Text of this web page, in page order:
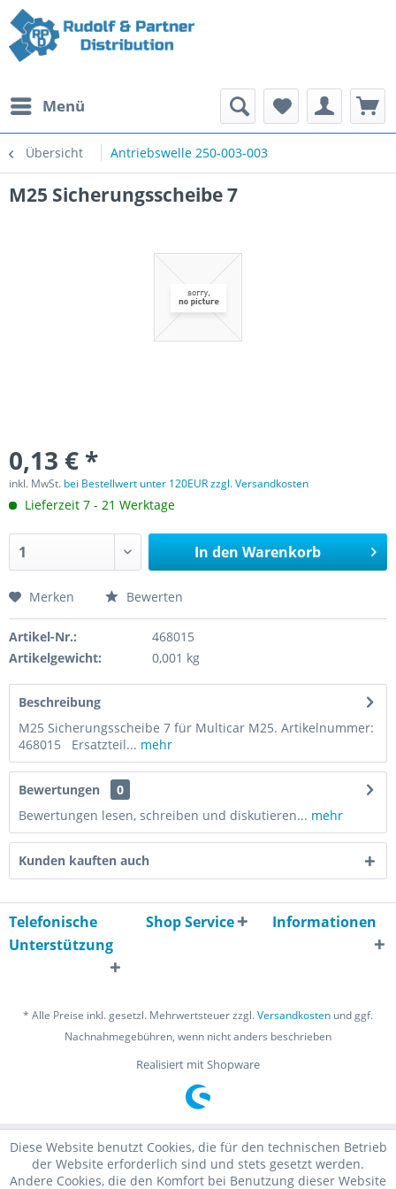
Menü
Übersicht Antriebswelle 250-003-003
M25 Sicherungsscheibe 7
0,13 € *
inkl. MwSt. bei Bestellwert unter 120EUR zzgl. Versandkosten
Lieferzeit 7 - 21 Werktage
In den Warenkorb
Merken Bewerten
Artikel-Nr.:
468015
Artikelgewicht:
0,001 kg
Beschreibung
M25 Sicherungsscheibe 7 für Multicar M25. Artikelnummer:
468015 Ersatzteil... mehr
Bewertungen
0
Bewertungen lesen, schreiben und diskutieren... mehr
Kunden kauften auch
Telefonische
Unterstützung
Shop Service Informationen
* Alle Preise inkl. gesetzl. Mehrwertsteuer zzgl.Versandkosten und ggf.
Nachnahmegebühren, wenn nicht anders beschrieben
Realisiert mit Shopware
Diese Website benutzt Cookies, die für den technischen Betrieb
der Website erforderlich sind und stets gesetzt werden.
Andere Cookies, die den Komfort bei Benutzung dieser Website